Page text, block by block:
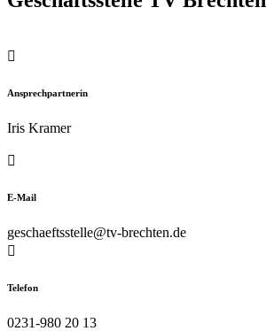

Ansprechpartnerin
Iris Kramer

E-Mail
geschaeftsstelle@tv-brechten.de

Telefon
0231-980 20 13